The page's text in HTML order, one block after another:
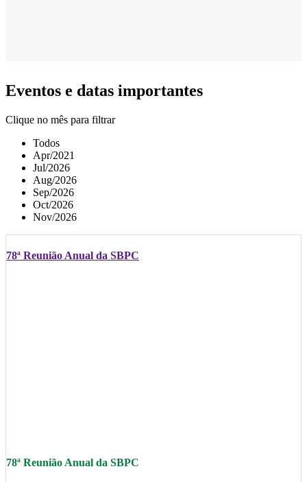
Eventos e datas importantes
Clique no mês para filtrar
Todos
Apr/2021
Jul/2026
Aug/2026
Sep/2026
Oct/2026
Nov/2026
78ª Reunião Anual da SBPC
78ª Reunião Anual da SBPC